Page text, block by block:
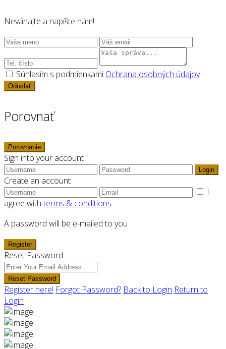
Neváhajte a napíšte nám!
Súhlasím s podmienkami Ochrana osobných údajov
Odoslať
Porovnať
Porovnanie
Sign into your account
Login
Create an account
I
agree withterms & conditions
A password will be e-mailed to you
Register
Reset Password
Reset Password
Register here! Forgot Password? Back to Login Return to
Login